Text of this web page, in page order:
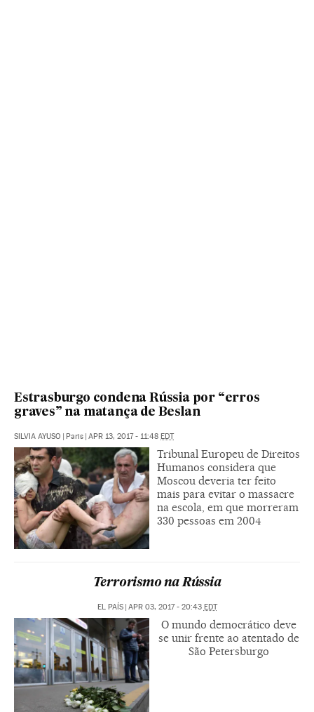
Estrasburgo condena Rússia por “erros
graves” na matança de Beslan
SILVIA AYUSO Paris APR 13, 2017 - 11:48 EDT
Tribunal Europeu de Direitos
Humanos considera que
Moscou deveria ter feito
mais para evitar o massacre
na escola, em que morreram
330 pessoas em 2004
Terrorismo na Rússia
EL PAÍS APR 03, 2017 - 20:43 EDT
O mundo democrático deve
se unir frente ao atentado de
São Petersburgo